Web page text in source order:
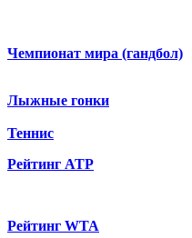
Чемпионат мира (гандбол)
Лыжные гонки
Теннис
Рейтинг ATP
Рейтинг WTA